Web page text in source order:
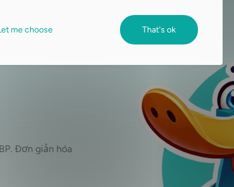
Đơn giản hóa
me choose That's ok